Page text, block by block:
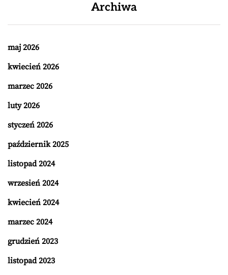
Archiwa
maj 2026
kwiecień 2026
marzec 2026
luty 2026
styczeń 2026
październik 2025
listopad 2024
wrzesień 2024
kwiecień 2024
marzec 2024
grudzień 2023
listopad 2023